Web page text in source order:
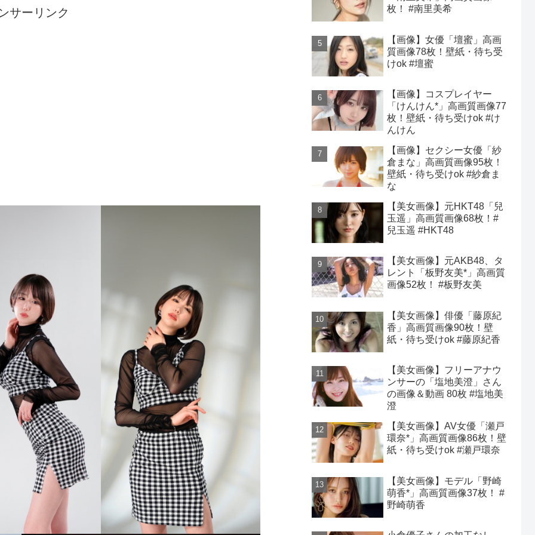
サーリンク
枚！ #南里美希
【画像】女優「壇蜜」高画
質画像78枚！壁紙・待ち受
けok #壇蜜
【画像】コスプレイヤー
「けんけん*」高画質画像77
枚！壁紙・待ち受けok #け
んけん
【画像】セクシー女優「紗
倉まな」高画質画像95枚！
壁紙・待ち受けok #紗倉ま
な
【美女画像】元HKT48「兒
玉遥」高画質画像68枚！#
兒玉遥 #HKT48
【美女画像】元AKB48、タ
レント「板野友美*」高画質
画像52枚！ #板野友美
【美女画像】俳優「藤原紀
香」高画質画像90枚！壁
紙・待ち受けok #藤原紀香
【美女画像】フリーアナウ
ンサーの「塩地美澄」さん
の画像＆動画 80枚 #塩地美
澄
【美女画像】AV女優「瀬戸
環奈*」高画質画像86枚！壁
紙・待ち受けok #瀬戸環奈
【美女画像】モデル「野崎
萌香*」高画質画像37枚！ #
野崎萌香